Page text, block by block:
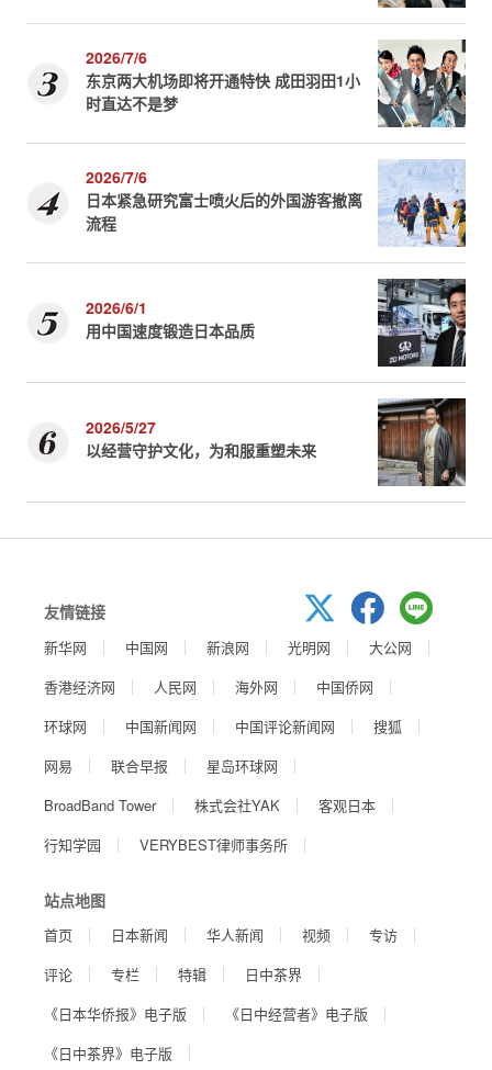
2026/7/6
东京两大机场即将开通特快 成田羽田1小
时直达不是梦
2026/7/6
日本紧急研究富士喷火后的外国游客撤离
流程
2026/6/1
用中国速度锻造日本品质
2026/5/27
以经营守护文化，为和服重塑未来
友情链接
新华网 中国网 新浪网 光明网
大公网
香港经济网
人民网 海外网
中国侨网
环球网
中国新闻网 中国评论新闻网
搜狐
网易
联合早报
星岛环球网
BroadBand Tower
株式会社YAK
客观日本
行知学园
VERYBEST律师事务所
站点地图
首页 日本新闻 华人新闻 视频
专访
评论
专栏 特辑
日中茶界
《日本华侨报》电子版
《日中经营者》电子版
《日中茶界》电子版